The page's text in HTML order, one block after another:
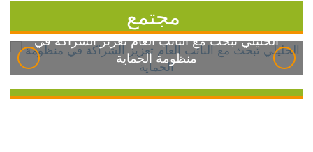
مجتمع
الخليلي تبحث مع النائب العام تعزيز الشراكة في
منظومة الحماية